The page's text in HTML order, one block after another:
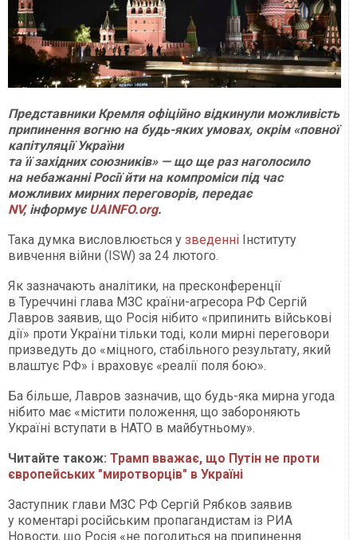
Представники Кремля офіційно відкинули можливість
припинення вогню на будь-яких умовах, окрім «повної
капітуляції України
та її західних союзників» — що ще раз наголосило
на небажанні Росії йти на компроміси під час
можливих мирних переговорів, передає
NV, інформуєUAINFO.org.
Така думка висловлюється у зведенні Інституту
вивчення війни (ISW) за 24 лютого.
Як зазначають аналітики, на пресконференції
в Туреччині глава МЗС країни-агресора РФ Сергій
Лавров заявив, що Росія нібито «припинить військові
дії» проти України тільки тоді, коли мирні переговори
призведуть до «міцного, стабільного результату, який
влаштує РФ» і враховує «реалії поля бою».
Ба більше, Лавров зазначив, що будь-яка мирна угода
нібито має «містити положення, що забороняють
Україні вступати в НАТО в майбутньому».
Читайте також: Трамп вважає, що Путін не проти
європейських "миротворців" в Україні
Заступник глави МЗС РФ Сергій Рябков заявив
у коментарі російським пропагандистам із РИА
Новости, що Росія «не погодиться на припинення